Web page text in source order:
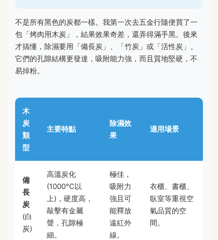
不是所有黑色的炭都一樣。我第一次去五金行隨便買了一
包「烤肉用木炭」，結果效果奇差，還弄得滿手黑。後來
才搞懂，除濕要用「備長炭」、「竹炭」或「活性炭」。
它們的孔隙結構更發達，吸附能力強，而且質地堅硬，不
易掉粉。
木
炭
類
型
主要特點
除濕效
果
適用場景
備
長
炭
(白
炭)
高溫炭化
(1000°C以
上)，硬度高，
敲擊有金屬
聲，孔隙極
細。
極佳，
吸附力
強且可
能釋放
遠紅外
線。
衣櫃、書櫃、
臥室等重視空
氣品質的空
間。